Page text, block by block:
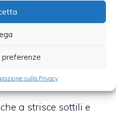
preferenze
sulla Privacy
crema anche il
avrete disposto su
a strisce sottili e